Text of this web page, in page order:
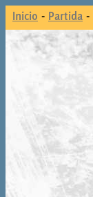
Inicio - Partida -